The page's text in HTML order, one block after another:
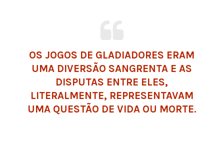
OS JOGOS DE GLADIADORES ERAM
UMA DIVERSÃO SANGRENTA E AS
DISPUTAS ENTRE ELES,
LITERALMENTE, REPRESENTAVAM
UMA QUESTÃO DE VIDA OU MORTE.